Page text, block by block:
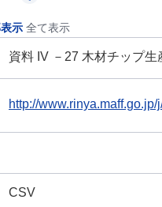
示 全て表示
資料 IV －27 木材チップ生
http://
CSV